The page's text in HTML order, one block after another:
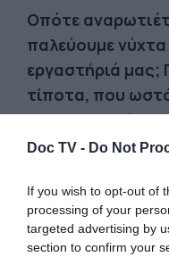
Doc TV - Do Not
If you wish to opt-out of
processing of your
targeted advertising by
section to confirm your
Οπότε
παλεύουμε νύχτα
εργαστήριά μας;
τίποτα, που
δημοκρατικοί
δεν θ’ αντέξουν
οντότητα του
ολική της
μικρών λαών, που